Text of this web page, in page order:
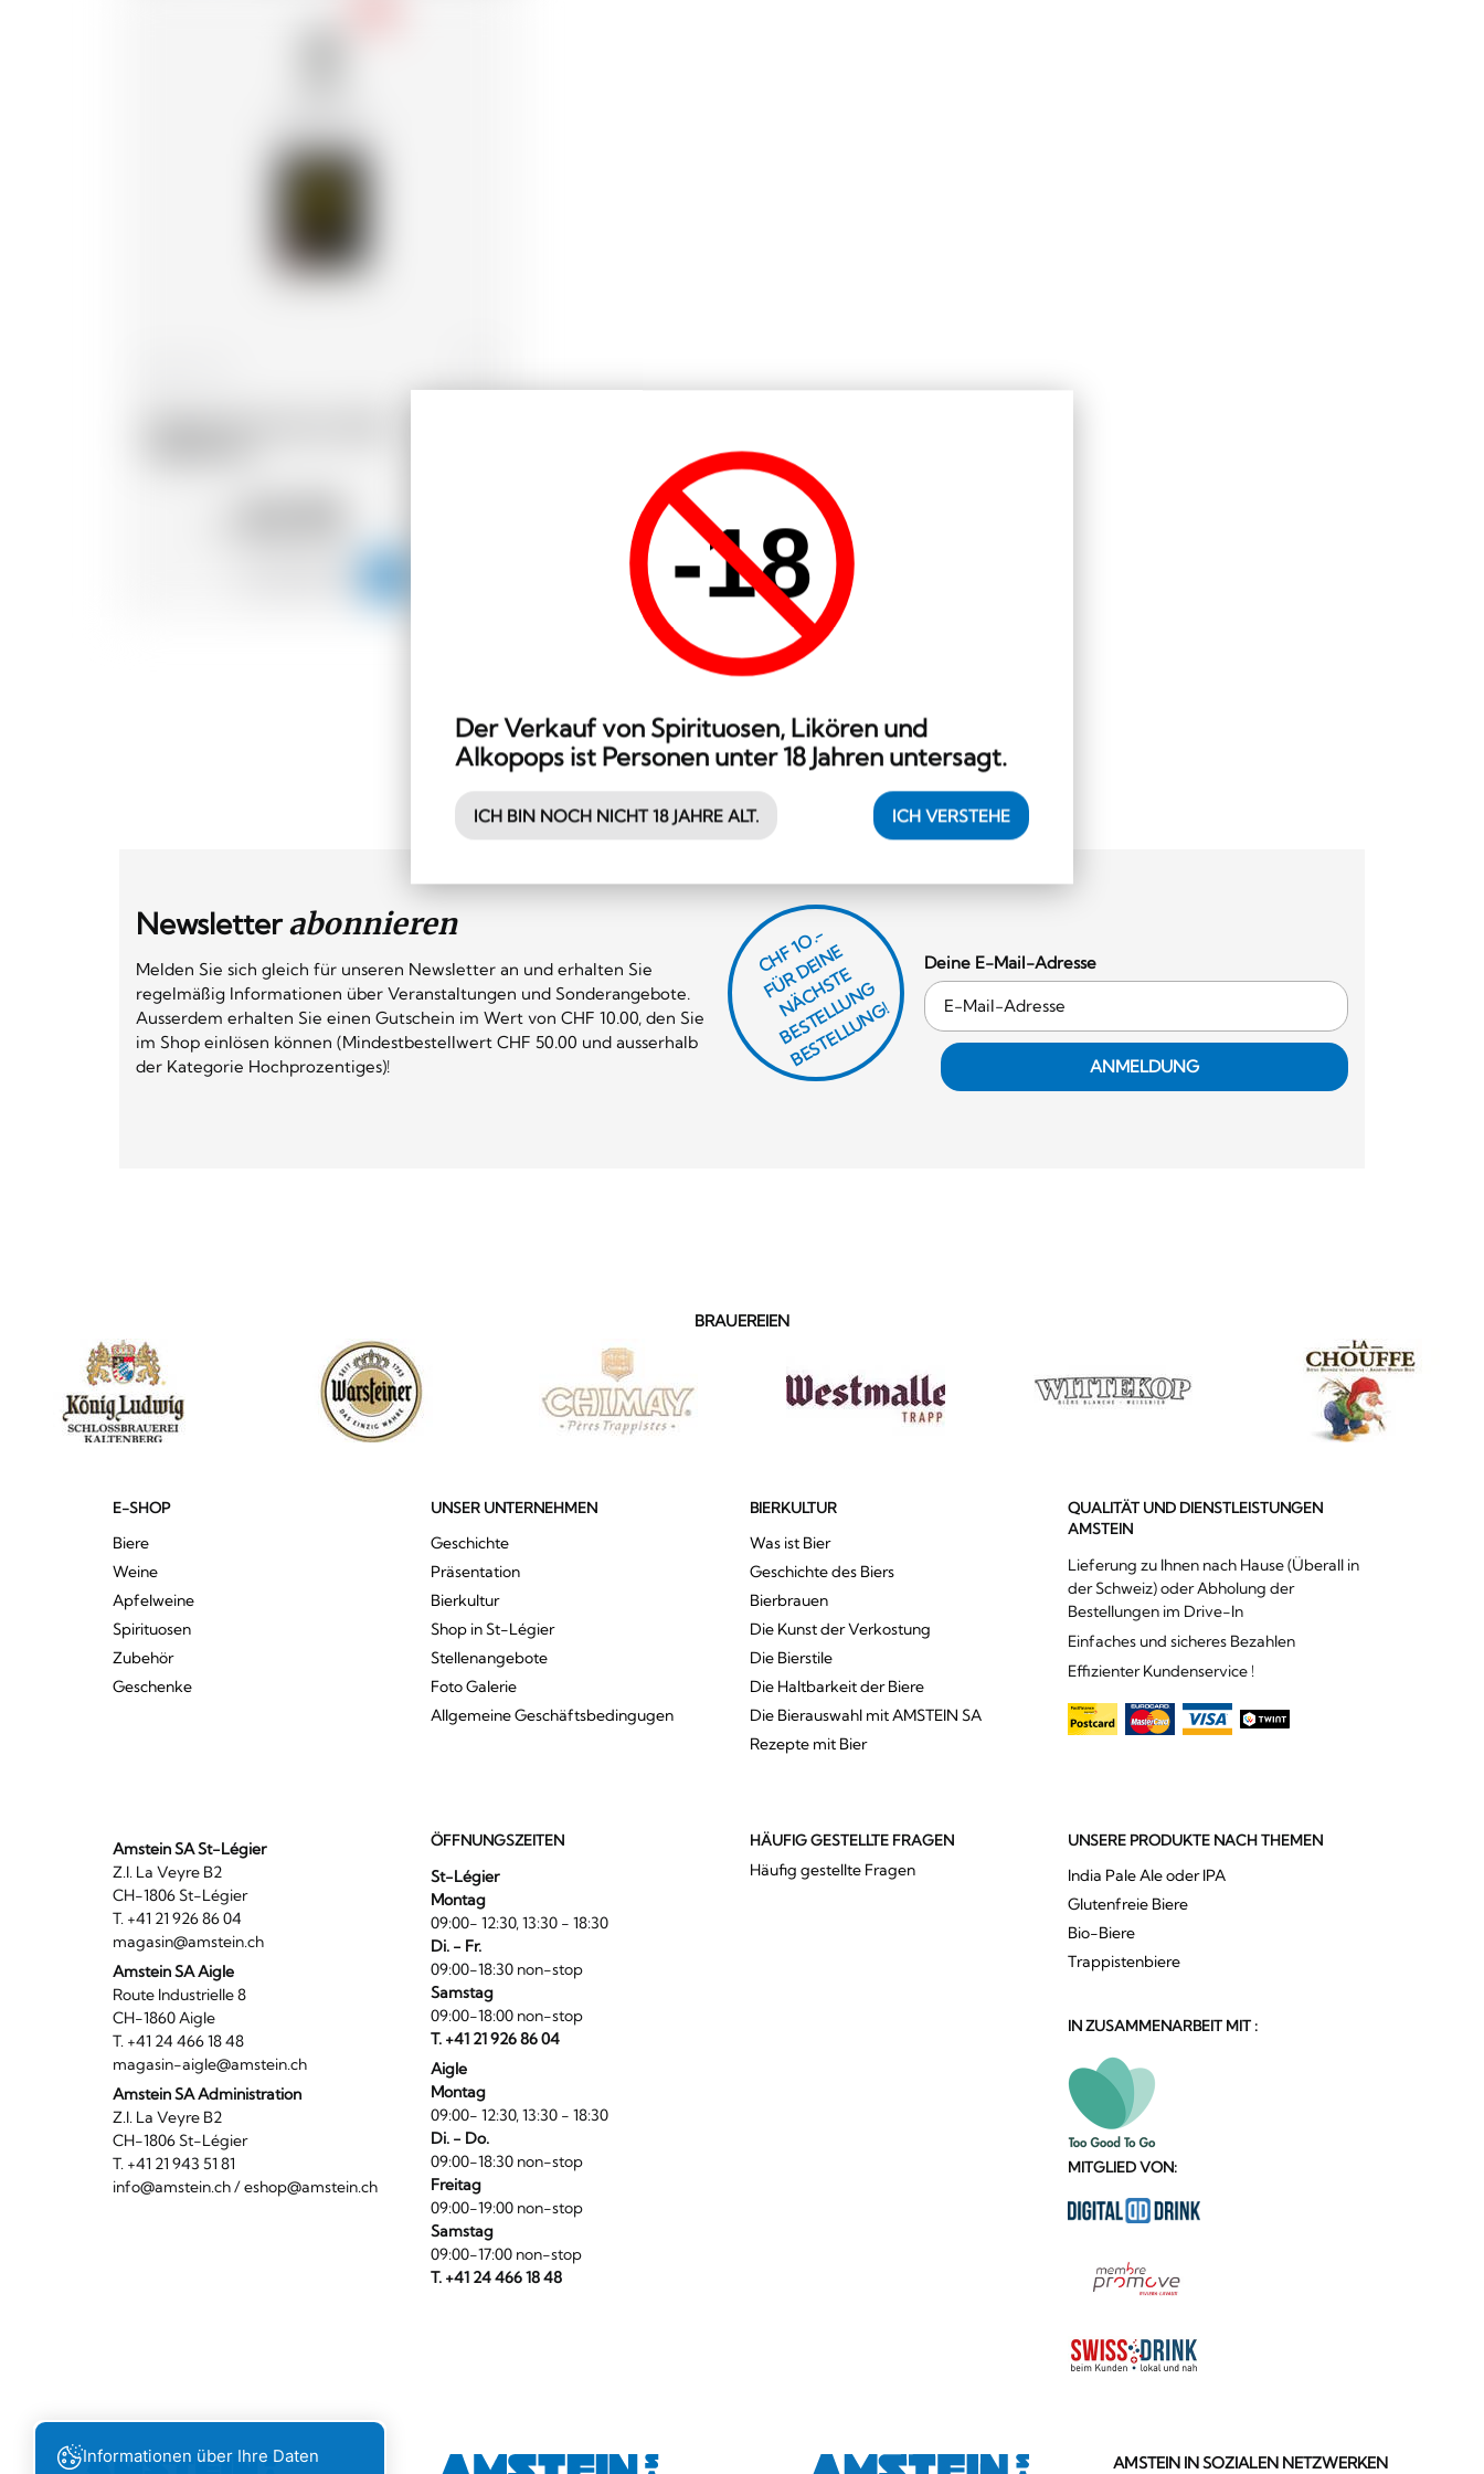
-18
Der Verkauf von Spirituosen, Likören und
Alkopops ist Personen unter 18 Jahren untersagt.
ICH BIN NOCH NICHT 18 JAHRE ALT. ICH VERSTEHE
Newsletterabonnieren
Melden Sie sich gleich für unseren Newsletter an und erhalten Sie
regelmäßig Informationen über Veranstaltungen und Sonderangebote.
Ausserdem erhalten Sie einen Gutschein im Wert von CHF 10.00, den Sie
im Shop einlösen können (Mindestbestellwert CHF 50.00 und ausserhalb
der Kategorie Hochprozentiges)!
CHF 1O.-
F
Ü
R
D
EI
N
E
N
Ä
C
H
S
T
E
B
E
S
T
E
L
L
U
N
G
B
E
S
T
E
L
L
U
N
G!
Deine E-Mail-Adresse
ANMELDUNG
BRAUEREIEN
E-SHOP
Biere
Weine
Apfelweine
Spirituosen
Zubehör
Geschenke
UNSER UNTERNEHMEN
Geschichte
Präsentation
Bierkultur
Shop in St-Légier
Stellenangebote
Foto Galerie
Allgemeine Geschäftsbedingugen
BIERKULTUR
Was ist Bier
Geschichte des Biers
Bierbrauen
Die Kunst der Verkostung
Die Bierstile
Die Haltbarkeit der Biere
Die Bierauswahl mit AMSTEIN SA
Rezepte mit Bier
QUALITÄT UND DIENSTLEISTUNGEN
AMSTEIN
Lieferung zu Ihnen nach Hause (Überall in
der Schweiz) oder Abholung der
Bestellungen im Drive-In
Einfaches und sicheres Bezahlen
Effizienter Kundenservice !
Amstein SA St-Légier
Z.I. La Veyre B2
CH-1806 St-Légier
T. +41 21 926 86 04
magasin@amstein.ch
Amstein SA Aigle
Route Industrielle 8
CH-1860 Aigle
T. +41 24 466 18 48
magasin-aigle@amstein.ch
Amstein SA Administration
Z.I. La Veyre B2
CH-1806 St-Légier
T. +41 21 943 51 81
info@amstein.ch/eshop@amstein.ch
ÖFFNUNGSZEITEN
St-Légier
Montag
09:00- 12:30, 13:30 - 18:30
Di. - Fr.
09:00-18:30 non-stop
Samstag
09:00-18:00 non-stop
T. +41 21 926 86 04
Aigle
Montag
09:00- 12:30, 13:30 - 18:30
Di. - Do.
09:00-18:30 non-stop
Freitag
09:00-19:00 non-stop
Samstag
09:00-17:00 non-stop
T. +41 24 466 18 48
HÄUFIG GESTELLTE FRAGEN
Häufig gestellte Fragen
UNSERE PRODUKTE NACH THEMEN
India Pale Ale oder IPA
Glutenfreie Biere
Bio-Biere
Trappistenbiere
IN ZUSAMMENARBEIT MIT :
MITGLIED VON:
AMSTEIN IN SOZIALEN NETZWERKEN
Informationen über Ihre Daten